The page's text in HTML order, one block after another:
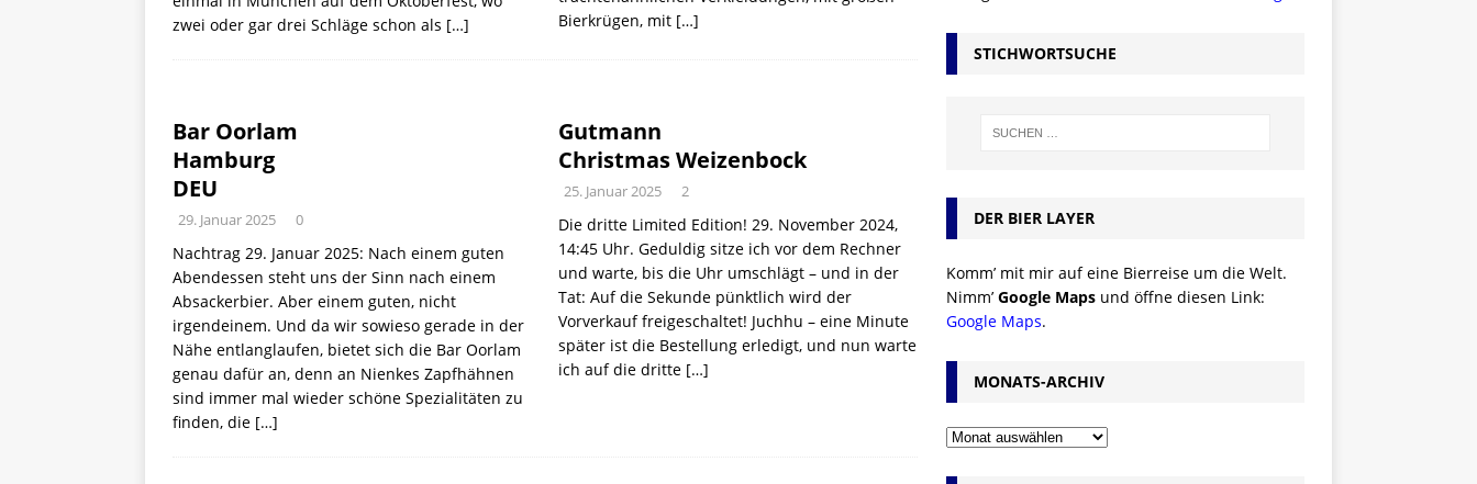
zwei oder gar drei Schläge schon als […]
Bierkrügen, mit […]
Bar Oorlam
Hamburg
DEU
29. Januar 2025 0
Nachtrag 29. Januar 2025: Nach einem guten
Abendessen steht uns der Sinn nach einem
Absackerbier. Aber einem guten, nicht
irgendeinem. Und da wir sowieso gerade in der
Nähe entlanglaufen, bietet sich die Bar Oorlam
genau dafür an, denn an Nienkes Zapfhähnen
sind immer mal wieder schöne Spezialitäten zu
finden, die […]
Gutmann
Christmas Weizenbock
25. Januar 2025 2
Die dritte Limited Edition! 29. November 2024,
14:45 Uhr. Geduldig sitze ich vor dem Rechner
und warte, bis die Uhr umschlägt – und in der
Tat: Auf die Sekunde pünktlich wird der
Vorverkauf freigeschaltet! Juchhu – eine Minute
später ist die Bestellung erledigt, und nun warte
ich auf die dritte […]
STICHWORTSUCHE
DER BIER LAYER
Komm’ mit mir auf eine Bierreise um die Welt.
Nimm’ Google Maps und öffne diesen Link:
Google Maps.
MONATS-ARCHIV